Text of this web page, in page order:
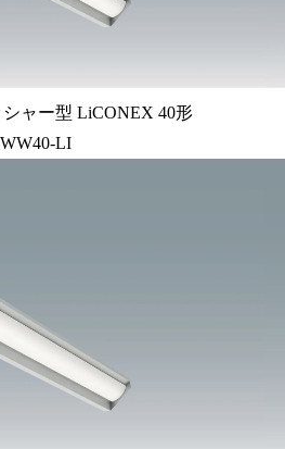
ャー型 LiCONEX 40形
LI